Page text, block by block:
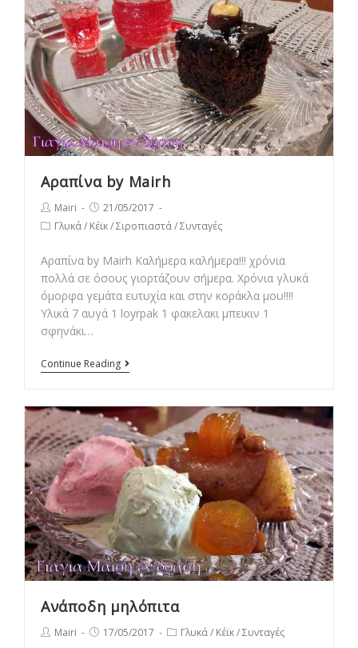
Αραπίνα by Mairh
Post
author:
Mairi
Post
published:
21/05/2017
PostΓλυκά/ Κέϊκ/Σιροπιαστά/Συνταγές
Αραπίνα by Mairh Καλήμερα καλήμερα!!! χρόνια
πολλά σε όσους γιορτάζουν σήμερα. Χρόνια γλυκά
όμορφα γεμάτα ευτυχία και στην κοράκλα μου!!!!
Υλικά 7 αυγά 1 loyrpak 1 φακελακι μπεικιν 1
σφηνάκι…
Continue Reading Αραπίνα
Ανάποδη μηλόπιτα
PostMairi
Post17/05/2017
PostΓλυκά/ Κέϊκ/Συνταγές